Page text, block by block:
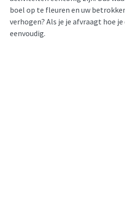
boel op te fleuren en uw
verhogen? Als je je afvraagt hoe
eenvoudig.